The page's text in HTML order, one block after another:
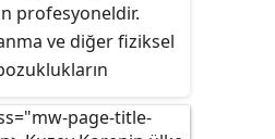
profesyoneldir.
ve diğer fiziksel
sağlığın